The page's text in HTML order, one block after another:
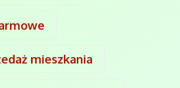
mieszkania